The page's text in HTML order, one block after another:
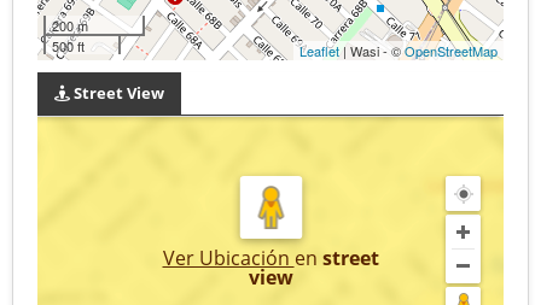
200 m
500 ft
Leaflet | Wasi - ©OpenStreetMap
Street View
Ver Ubicación en street
view